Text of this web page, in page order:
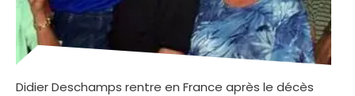
Didier Deschamps rentre en France après le décès